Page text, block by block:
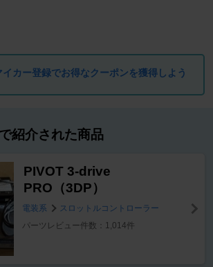
カー登録でお得なクーポンを獲得しよう
紹介された商品
PIVOT 3-drive
PRO（3DP）
電装系
スロットルコントローラー
パーツレビュー件数：1,014件